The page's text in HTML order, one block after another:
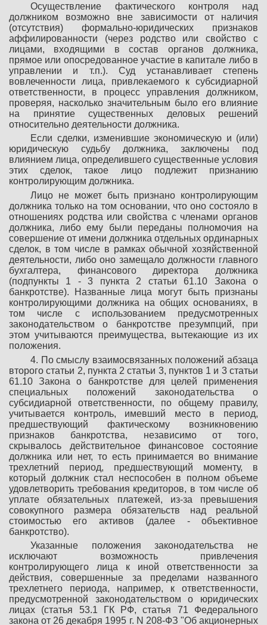
Осуществление фактического контроля над
должником возможно вне зависимости от наличия
(отсутствия) формально-юридических признаков
аффилированности (через родство или свойство с
лицами, входящими в состав органов должника,
прямое или опосредованное участие в капитале либо в
управлении и т.п.). Суд устанавливает степень
вовлеченности лица, привлекаемого к субсидиарной
ответственности, в процесс управления должником,
проверяя, насколько значительным было его влияние
на принятие существенных деловых решений
относительно деятельности должника.
Если сделки, изменившие экономическую и (или)
юридическую судьбу должника, заключены под
влиянием лица, определившего существенные условия
этих сделок, такое лицо подлежит признанию
контролирующим должника.
Лицо не может быть признано контролирующим
должника только на том основании, что оно состояло в
отношениях родства или свойства с членами органов
должника, либо ему были переданы полномочия на
совершение от имени должника отдельных ординарных
сделок, в том числе в рамках обычной хозяйственной
деятельности, либо оно замещало должности главного
бухгалтера, финансового директора должника
(подпункты 1 - 3 пункта 2 статьи 61.10 Закона о
банкротстве). Названные лица могут быть признаны
контролирующими должника на общих основаниях, в
том числе с использованием предусмотренных
законодательством о банкротстве презумпций, при
этом учитываются преимущества, вытекающие из их
положения.
4. По смыслу взаимосвязанных положений абзаца
второго статьи 2, пункта 2 статьи 3, пунктов 1 и 3 статьи
61.10 Закона о банкротстве для целей применения
специальных положений законодательства о
субсидиарной ответственности, по общему правилу,
учитывается контроль, имевший место в период,
предшествующий фактическому возникновению
признаков банкротства, независимо от того,
скрывалось действительное финансовое состояние
должника или нет, то есть принимается во внимание
трехлетний период, предшествующий моменту, в
который должник стал неспособен в полном объеме
удовлетворить требования кредиторов, в том числе об
уплате обязательных платежей, из-за превышения
совокупного размера обязательств над реальной
стоимостью его активов (далее - объективное
банкротство).
Указанные положения законодательства не
исключают возможность привлечения
контролирующего лица к иной ответственности за
действия, совершенные за пределами названного
трехлетнего периода, например, к ответственности,
предусмотренной законодательством о юридических
лицах (статья 53.1 ГК РФ, статья 71 Федерального
закона от 26 декабря 1995 г. N 208-ФЗ "Об акционерных